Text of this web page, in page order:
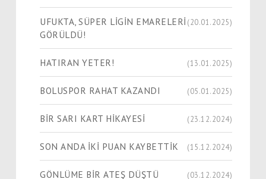
UFUKTA, SÜPER LİGİN EMARELERİ
GÖRÜLDÜ!
(20.01.2025)
HATIRAN YETER! (13.01.2025)
BOLUSPOR RAHAT KAZANDI (05.01.2025)
BİR SARI KART HİKAYESİ (23.12.2024)
SON ANDA İKİ PUAN KAYBETTİK (15.12.2024)
GÖNLÜME BİR ATEŞ DÜŞTÜ (03.12.2024)